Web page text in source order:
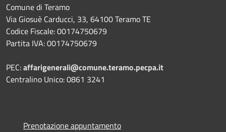
Comune di Teramo
Via Giosuè Carducci, 33, 64100 Teramo TE
Codice Fiscale: 00174750679
Partita IVA: 00174750679
PEC:affarigenerali@comune.teramo.pecpa.it
Centralino Unico: 0861 3241
Prenotazione appuntamento